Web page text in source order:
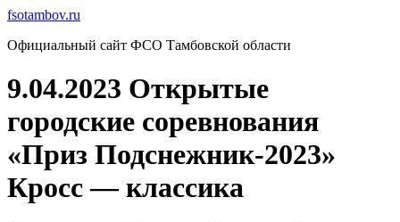
Перейти
содержимому
fsotambov.ru
Официальный сайт ФСО Тамбовской области
9.04.2023 Открытые
городские соревнования
«Приз Подснежник-2023»
Кросс — классика